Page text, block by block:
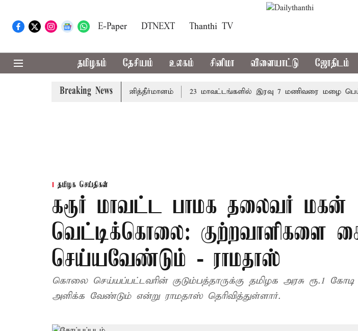
E-Paper DTNEXT Thanthi TV
தமிழகம் தேசியம் உலகம் சினிமா விளையாட்டு ஜோதிடம்
Breaking News
சட்டமன்றத்தில் நாளை தனித்தீர்மானம் 23 மாவட்டங்களில் இரவு 7 மணிவரை மழை பெய்ய
தமிழக செய்திகள்
கரூர் மாவட்ட பாமக தலைவர் மகன்
வெட்டிக்கொலை: குற்றவாளிகளை
செய்யவேண்டும் - ராமதாஸ்
கொலை செய்யப்பட்டவரின் குடும்பத்தாருக்கு தமிழக அரசு ரூ.1
அளிக்க வேண்டும் என்று ராமதாஸ் தெரிவித்துள்ளார்.